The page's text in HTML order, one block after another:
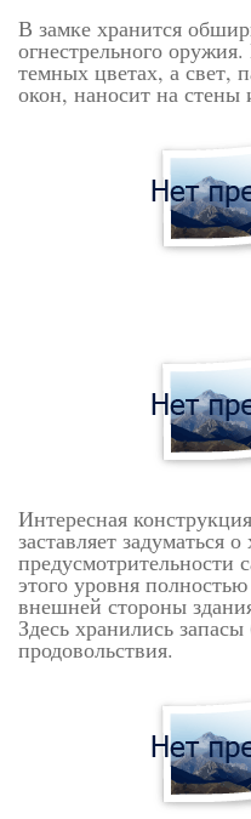
В замке хранится
огнестрельного
темных цветах, а свет,
окон, наносит на
Интересная
заставляет задуматься
этого уровня
внешней стороны
Здесь хранились
продовольствия.